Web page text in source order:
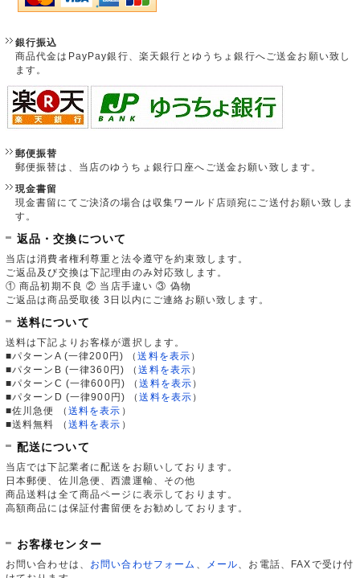
銀行振込
商品代金はPayPay銀行、楽天銀行とゆうちょ銀行へご送金お願い致し
ます。
郵便振替
郵便振替は、当店のゆうちょ銀行口座へご送金お願い致します。
現金書留
現金書留にてご決済の場合は収集ワールド店頭宛にご送付お願い致しま
す。
返品・交換について
当店は消費者権利尊重と法令遵守を約束致します。
ご返品及び交換は下記理由のみ対応致します。
① 商品初期不良 ② 当店手違い ③ 偽物
ご返品は商品受取後 3日以内にご連絡お願い致します。
送料について
送料は下記よりお客様が選択します。
■パターンA (一律200円)
（送料を表示 ）
■パターンB (一律360円)
（送料を表示 ）
■パターンC (一律600円)
（送料を表示 ）
■パターンD (一律900円)
（送料を表示 ）
■佐川急便
（ 送料を表示 ）
■送料無料
（ 送料を表示 ）
配送について
当店では下記業者に配送をお願いしております。
日本郵便、佐川急便、西濃運輸、その他
商品送料は全て商品ページに表示しております。
高額商品には保証付書留便をお勧めしております。
お客様センター
お問い合わせは、 お問い合わせフォーム メール 、お電話、FAXで受け付